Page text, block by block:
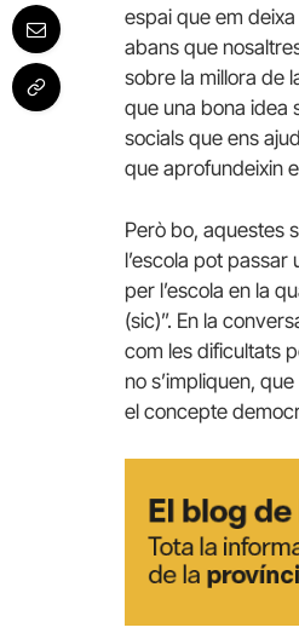
espai que em
abans que
sobre la millora de
que una bona idea
socials que ens
que aprofundeixin
Però bo, aquestes
l’escola pot
per l’escola en la
(sic)”. En la
com les dificultats
no s’impliquen,
el concepte